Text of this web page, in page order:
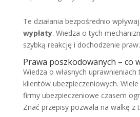
Te działania bezpośrednio
wypłaty. Wiedza o tych
szybką reakcję i dochodzenie praw.
Prawa poszkodowanych – co
Wiedza o własnych
klientów ubezpieczeniowych.
firmy ubezpieczeniowe czasem
Znać przepisy pozwala na walkę z